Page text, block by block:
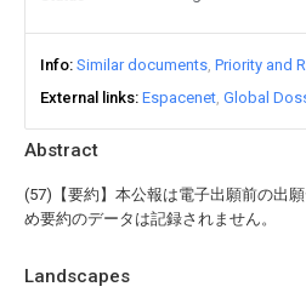
Abstract
(57)【要約】本公報は電子出願前の出
め要約のデータは記録されません。
Landscapes
Info Similar documents Priority and
External links Espacenet Global